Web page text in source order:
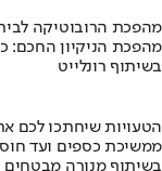
מהפכת הרובוטיקה
מהפכת הניקיון החכם:
בשיתוף רונלייט
הטעויות שיחתכו לכם
ממשיכת כספים ועד
בשיתוף מנורה מבטחים